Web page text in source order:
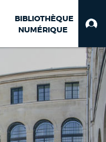
BIBLIOTHÈQUE
NUMÉRIQUE